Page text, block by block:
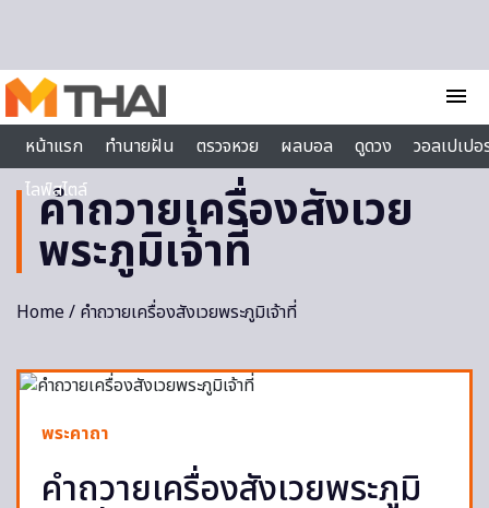
menu
หน้าแรก
ทำนายฝัน ตรวจหวย ผลบอล ดูดวง
วอลเปเป
ไลฟ์สไตล์
คำถวายเครื่องสังเวย
พระภูมิเจ้าที่
Home/ คำถวายเครื่องสังเวยพระภูมิเจ้าที่
พระคาถา
คำถวายเครื่องสังเวยพระภูมิ